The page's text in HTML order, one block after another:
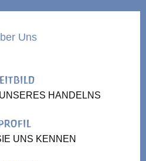
Uns
HANDELNS
UNS KENNEN